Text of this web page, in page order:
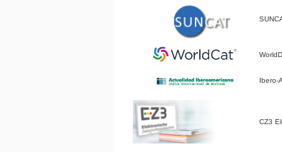
Ibero-
CZ3